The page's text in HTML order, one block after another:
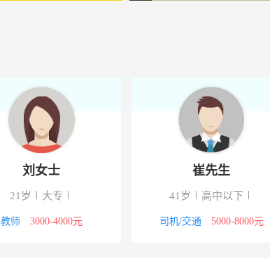
-江苏宿迁市宿豫区
刘女士
21岁 大专
教师 3000-4000元
崔先生
41岁 高中以下
司机/交通 5000-8000元